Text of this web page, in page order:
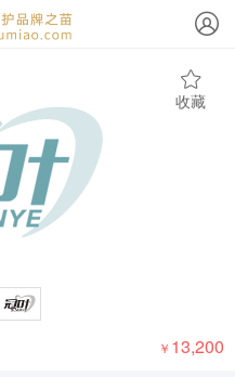
收藏
￥ 13,200